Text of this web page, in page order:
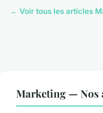
← Voir tous les articles
Marketing — Nos